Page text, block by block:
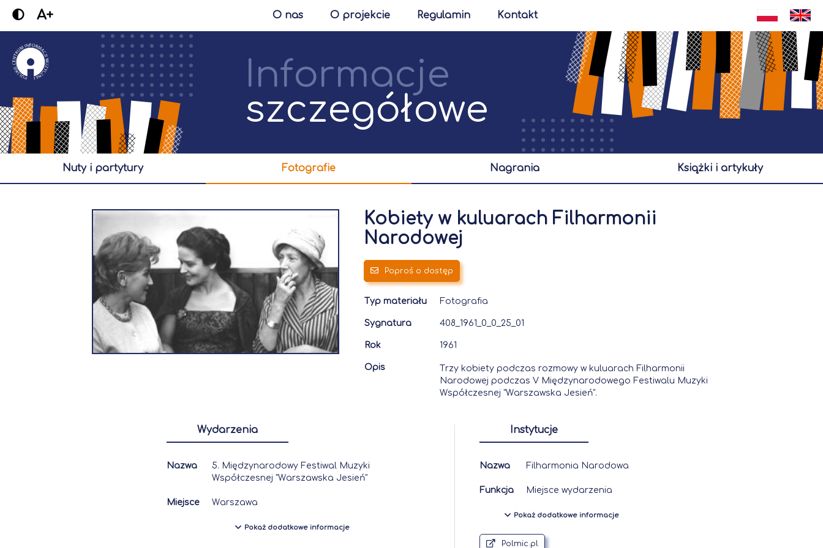
A+ O nas O projekcie Regulamin Kontakt
Informacje
szczegółowe
nuty i partytury fotografie nagrania książki i artykuły
Kobiety w kuluarach Filharmonii
Narodowej
Poproś o dostęp
Typ materiału Fotografia
Sygnatura 408_1961_0_0_25_01
Rok 1961
Opis
Trzy kobiety podczas rozmowy w kuluarach Filharmonii
Narodowej podczas V Międzynarodowego Festiwalu Muzyki
Współczesnej "Warszawska Jesień".
Wydarzenia
Nazwa
5. Międzynarodowy Festiwal Muzyki
Współczesnej "Warszawska Jesień"
Miejsce Warszawa
Pokaż dodatkowe informacje
Instytucje
Nazwa Filharmonia Narodowa
Funkcja Miejsce wydarzenia
Pokaż dodatkowe informacje
Polmic.pl